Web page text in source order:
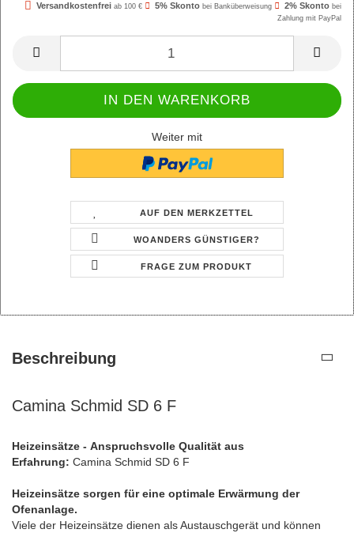
Versandkostenfrei ab 100 € 5% Skonto bei Banküberweisung 2% Skonto bei
Zahlung mit PayPal
Weiter mit
AUF DEN MERKZETTEL
WOANDERS GÜNSTIGER?
FRAGE ZUM PRODUKT
Beschreibung
Camina Schmid SD 6 F
Heizeinsätze - Anspruchsvolle Qualität aus
Erfahrung: Camina Schmid SD 6 F
Heizeinsätze sorgen für eine optimale Erwärmung der
Ofenanlage.
Viele der Heizeinsätze dienen als Austauschgerät und können